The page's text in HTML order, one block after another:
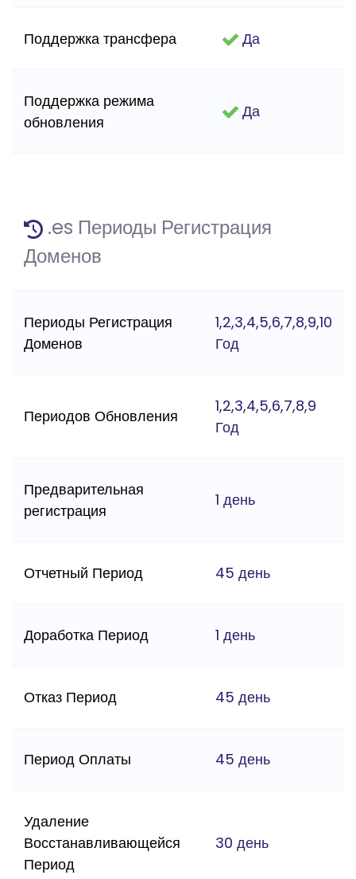
Поддержка трансфера Да
Поддержка режима
обновления
Да
.es Периоды Регистрация
Доменов
Периоды Регистрация
Доменов
1,2,3,4,5,6,7,8,9,10
Год
Периодов Обновления
1,2,3,4,5,6,7,8,9
Год
Предварительная
регистрация
1 день
Отчетный Период 45 день
Доработка Период 1 день
Отказ Период 45 день
Период Оплаты 45 день
Удаление
Восстанавливающейся
Период
30 день